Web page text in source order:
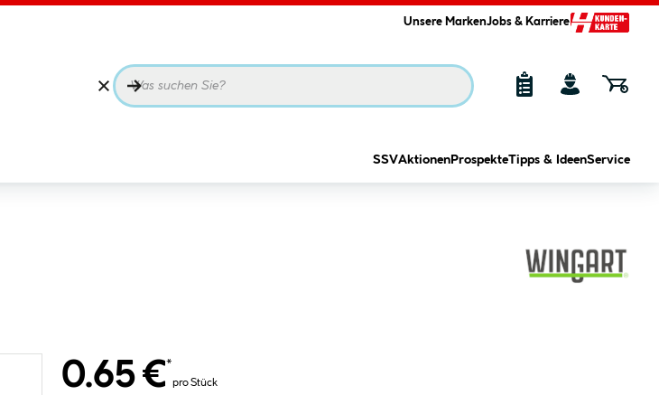
Unsere MarkenJobs & Karriere
SSVAktionen ProspekteTipps & IdeenService
0.65 €*
pro Stück